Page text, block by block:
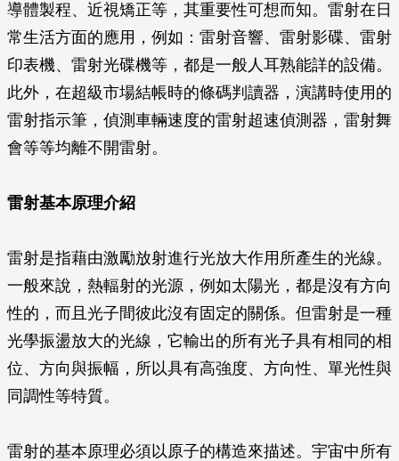
導體製程、近視矯正等，其重要性可想而知。雷射在日
常生活方面的應用，例如：雷射音響、雷射影碟、雷射
印表機、雷射光碟機等，都是一般人耳熟能詳的設備。
此外，在超級市場結帳時的條碼判讀器，演講時使用的
雷射指示筆，偵測車輛速度的雷射超速偵測器，雷射舞
會等等均離不開雷射。
雷射基本原理介紹
雷射是指藉由激勵放射進行光放大作用所產生的光線。
一般來說，熱輻射的光源，例如太陽光，都是沒有方向
性的，而且光子間彼此沒有固定的關係。但雷射是一種
光學振盪放大的光線，它輸出的所有光子具有相同的相
位、方向與振幅，所以具有高強度、方向性、單光性與
同調性等特質。
雷射的基本原理必須以原子的構造來描述。宇宙中所有